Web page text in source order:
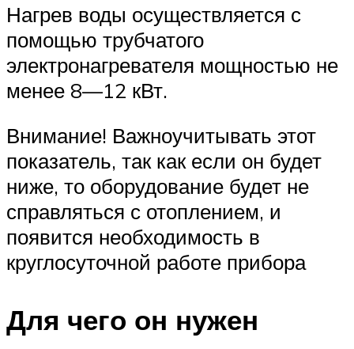
Нагрев воды осуществляется с
помощью трубчатого
электронагревателя мощностью не
менее 8—12 кВт.
Внимание! Важноучитывать этот
показатель, так как если он будет
ниже, то оборудование будет не
справляться с отоплением, и
появится необходимость в
круглосуточной работе прибора
Для чего он нужен